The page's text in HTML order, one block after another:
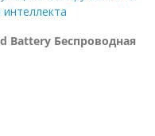
интеллекта
Battery Беспроводная